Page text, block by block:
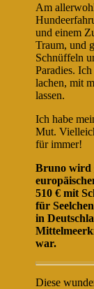
Am
und einem
Traum, und
Schnüffeln
Paradies.
lachen, mit
lassen.
Ich habe
Mut.
für immer!
Bruno wird
510 € mit
für
in
war.
Diese